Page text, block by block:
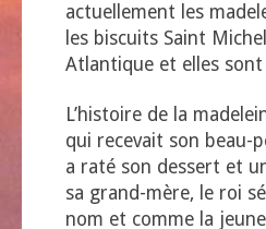
actuellement les
les biscuits Saint
Atlantique et elles
L’histoire de la
qui recevait son beau-
a raté son dessert et
sa grand-mère, le roi
nom et comme la